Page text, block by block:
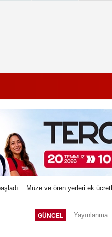
Müze ve ören yerleri ek
GÜNCEL